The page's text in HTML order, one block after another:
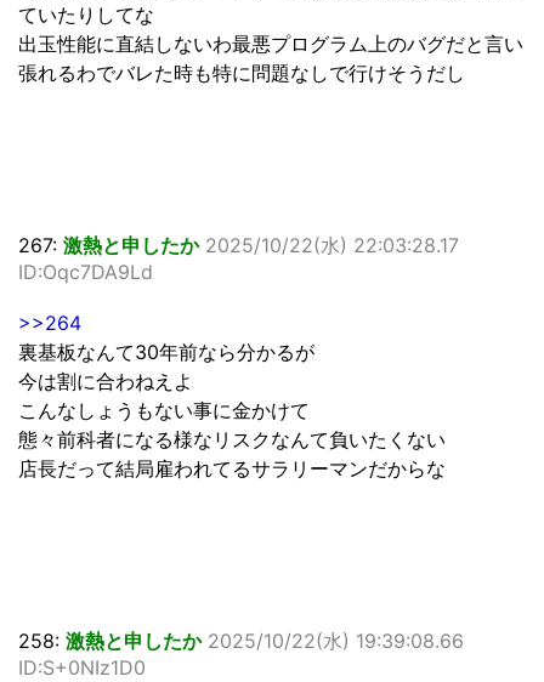
ていたりしてな
出玉性能に直結しないわ最悪プログラム上のバグだと言い
張れるわでバレた時も特に問題なしで行けそうだし
267: 激熱と申したか 2025/10/22(水) 22:03:28.17
ID:Oqc7DA9Ld
>>264
裏基板なんて30年前なら分かるが
今は割に合わねえよ
こんなしょうもない事に金かけて
態々前科者になる様なリスクなんて負いたくない
店長だって結局雇われてるサラリーマンだからな
258: 激熱と申したか 2025/10/22(水) 19:39:08.66
ID:S+0NIz1D0